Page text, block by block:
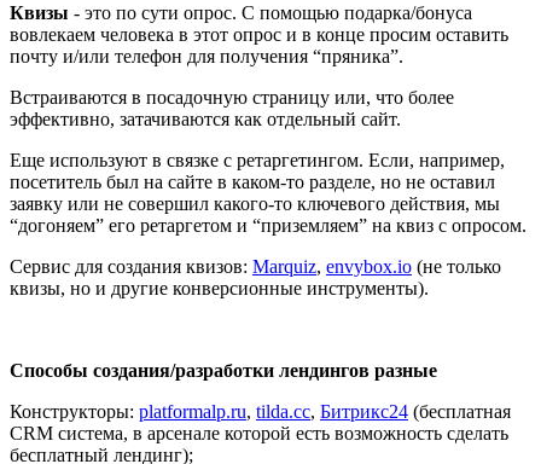
Квизы - это по сути опрос. С помощью подарка/бонуса
вовлекаем человека в этот опрос и в конце просим оставить
почту и/или телефон для получения “пряника”.
Встраиваются в посадочную страницу или, что более
эффективно, затачиваются как отдельный сайт.
Еще используют в связке с ретаргетингом. Если, например,
посетитель был на сайте в каком-то разделе, но не оставил
заявку или не совершил какого-то ключевого действия, мы
“догоняем” его ретаргетом и “приземляем” на квиз с опросом.
Сервис для создания квизов: Marquiz, envybox.io (не только
квизы, но и другие конверсионные инструменты).
Способы создания/разработки лендингов разные
Конструкторы: platformalp.ru, tilda.cc, Битрикс24 (бесплатная
CRM система, в арсенале которой есть возможность сделать
бесплатный лендинг);